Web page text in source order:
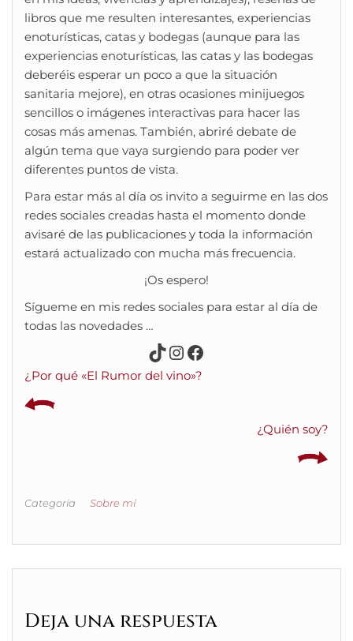
libros que me resulten interesantes, experiencias
enoturísticas, catas y bodegas (aunque para las
experiencias enoturísticas, las catas y las bodegas
deberéis esperar un poco a que la situación
sanitaria mejore), en otras ocasiones minijuegos
sencillos o imágenes interactivas para hacer las
cosas más amenas. También, abriré debate de
algún tema que vaya surgiendo para poder ver
diferentes puntos de vista.
Para estar más al día os invito a seguirme en las dos
redes sociales creadas hasta el momento donde
avisaré de las publicaciones y toda la información
estará actualizado con mucha más frecuencia.
¡Os espero!
Sígueme en mis redes sociales para estar al día de
todas las novedades …
TikTok
Instagram
Facebook
¿Por qué «El Rumor del vino»?
¿Quién soy?
Categoría Sobre mí
Deja una respuesta